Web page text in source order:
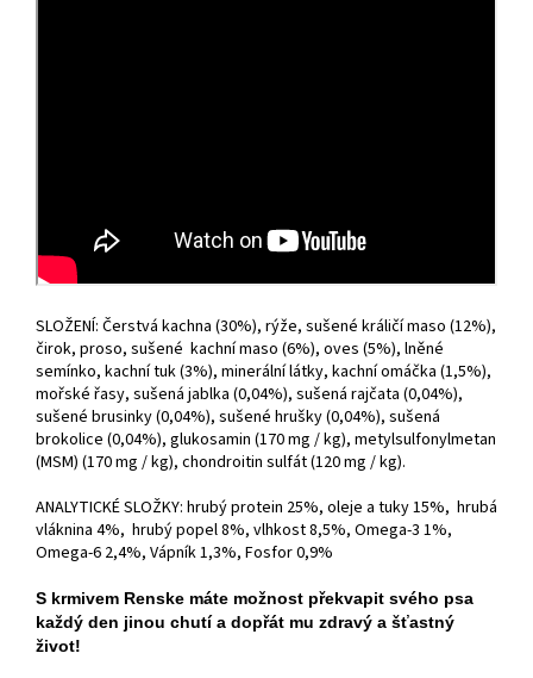
SLOŽENÍ: Čerstvá kachna (30%), rýže, sušené králičí maso (12%),
čirok, proso, sušené kachní maso (6%), oves (5%), lněné
semínko, kachní tuk (3%), minerální látky, kachní omáčka (1,5%),
mořské řasy, sušená jablka (0,04%), sušená rajčata (0,04%),
sušené brusinky (0,04%), sušené hrušky (0,04%), sušená
brokolice (0,04%), glukosamin (170 mg / kg), metylsulfonylmetan
(MSM) (170 mg / kg), chondroitin sulfát (120 mg / kg).
ANALYTICKÉ SLOŽKY: hrubý protein 25%, oleje a tuky 15%, hrubá
vláknina 4%, hrubý popel 8%, vlhkost 8,5%, Omega-3 1%,
Omega-6 2,4%, Vápník 1,3%, Fosfor 0,9%
S krmivem Renske máte možnost překvapit svého psa
každý den jinou chutí a dopřát mu zdravý a šťastný
život!